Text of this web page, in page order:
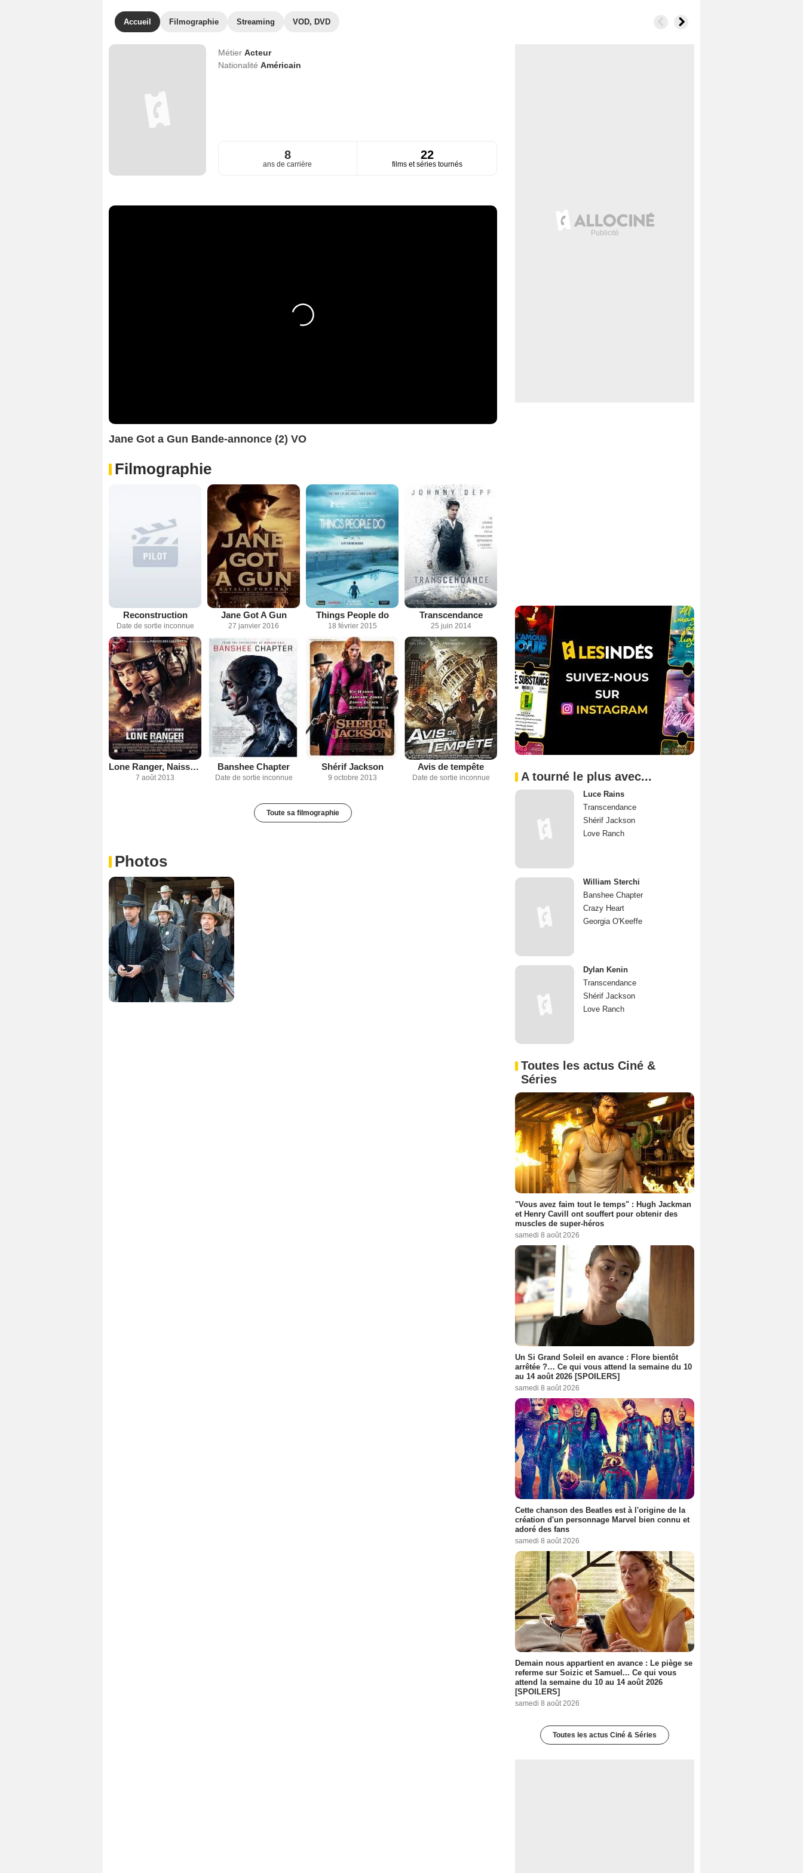
Accueil Filmographie Streaming VOD, DVD
Métier Acteur
Nationalité Américain
8
ans de carrière
22
films et séries tournés
Jane Got a Gun Bande-annonce (2) VO
Filmographie
Reconstruction
Date de sortie inconnue
Jane Got A Gun
27 janvier 2016
Things People do
18 février 2015
Transcendance
25 juin 2014
Lone Ranger, Naissance d'un héros
7 août 2013
Banshee Chapter
Date de sortie inconnue
Shérif Jackson
9 octobre 2013
Avis de tempête
Date de sortie inconnue
Toute sa filmographie
Photos
A tourné le plus avec...
Luce Rains
Transcendance
Shérif Jackson
Love Ranch
William Sterchi
Banshee Chapter
Crazy Heart
Georgia O'Keeffe
Dylan Kenin
Transcendance
Shérif Jackson
Love Ranch
Toutes les actus Ciné &
Séries
"Vous avez faim tout le temps" : Hugh Jackman
et Henry Cavill ont souffert pour obtenir des
muscles de super-héros
samedi 8 août 2026
Un Si Grand Soleil en avance : Flore bientôt
arrêtée ?… Ce qui vous attend la semaine du 10
au 14 août 2026 [SPOILERS]
samedi 8 août 2026
Cette chanson des Beatles est à l'origine de la
création d'un personnage Marvel bien connu et
adoré des fans
samedi 8 août 2026
Demain nous appartient en avance : Le piège se
referme sur Soizic et Samuel... Ce qui vous
attend la semaine du 10 au 14 août 2026
[SPOILERS]
samedi 8 août 2026
Toutes les actus Ciné & Séries